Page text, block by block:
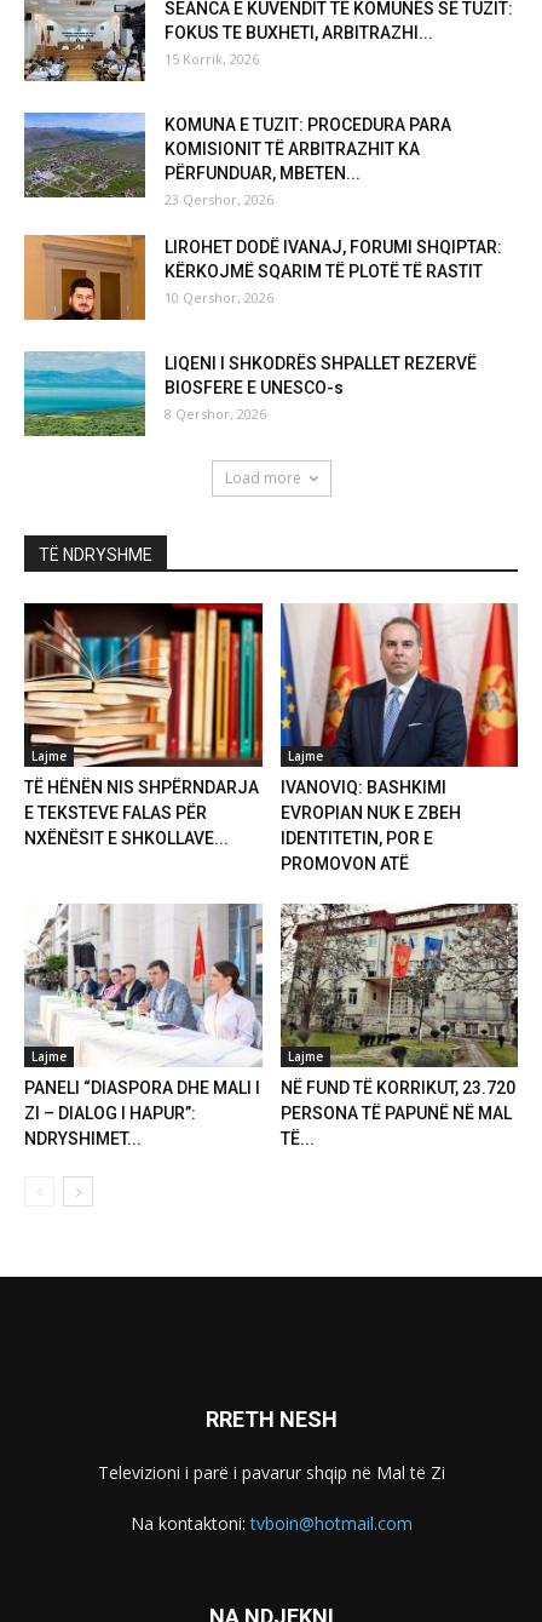
SEANCA E KUVENDIT TË KOMUNËS SË TUZIT:
FOKUS TE BUXHETI, ARBITRAZHI...
15 Korrik, 2026
KOMUNA E TUZIT: PROCEDURA PARA
KOMISIONIT TË ARBITRAZHIT KA
PËRFUNDUAR, MBETEN...
23 Qershor, 2026
LIROHET DODË IVANAJ, FORUMI SHQIPTAR:
KËRKOJMË SQARIM TË PLOTË TË RASTIT
10 Qershor, 2026
LIQENI I SHKODRËS SHPALLET REZERVË
BIOSFERE E UNESCO-s
8 Qershor, 2026
Load more
TË NDRYSHME
Lajme
TË HËNËN NIS SHPËRNDARJA
E TEKSTEVE FALAS PËR
NXËNËSIT E SHKOLLAVE...
Lajme
IVANOVIQ: BASHKIMI
EVROPIAN NUK E ZBEH
IDENTITETIN, POR E
PROMOVON ATË
Lajme
PANELI “DIASPORA DHE MALI I
ZI – DIALOG I HAPUR”:
NDRYSHIMET...
Lajme
NË FUND TË KORRIKUT, 23.720
PERSONA TË PAPUNË NË MAL
TË...
RRETH NESH
Televizioni i parë i pavarur shqip në Mal të Zi
Na kontaktoni:tvboin@hotmail.com